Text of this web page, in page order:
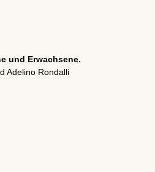
und Erwachsene.
Adelino Rondalli